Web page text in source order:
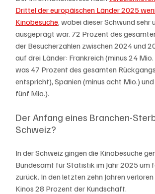
Drittel der europäischen Länder 2025
Kinobesuche, wobei dieser Schwund sehr
ausgeprägt war. 72 Prozent des
der Besucherzahlen zwischen 2024 und
auf drei Länder: Frankreich (minus 24 Mio.
was 47 Prozent des gesamten
entspricht), Spanien (minus acht Mio.)
fünf Mio.).
Der Anfang eines Branchen-
Schweiz?
In der Schweiz gingen die Kinobesuche
Bundesamt für Statistik im Jahr 2025 um
zurück. In den letzten zehn Jahren
Kinos 28 Prozent der Kundschaft.